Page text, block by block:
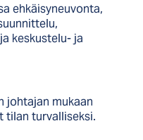
ehkäisyneuvonta,
keskustelu- ja
johtajan mukaan
tilan turvalliseksi.